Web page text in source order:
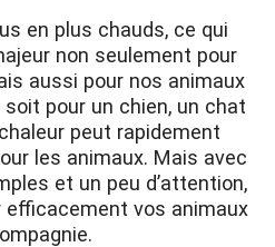
en plus chauds, ce qui
non seulement pour
aussi pour nos animaux
pour un chien, un chat
peut rapidement
les animaux. Mais avec
et un peu d’attention,
vos animaux